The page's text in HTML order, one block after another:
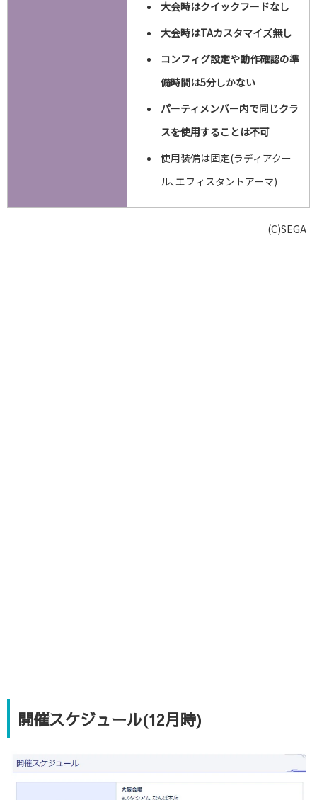
大会時はクイックフードなし
大会時はTAカスタマイズ無し
コンフィグ設定や動作確認の準
備時間は5分しかない
パーティメンバー内で同じクラ
スを使用することは不可
使用装備は固定(ラディアクー
ル､エフィスタントアーマ)
(C)SEGA
開催スケジュール(12月時)